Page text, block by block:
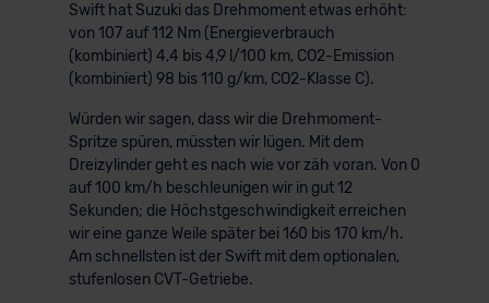
Swift hat Suzuki das Drehmoment etwas erhöht:
von 107 auf 112 Nm (Energieverbrauch
(kombiniert) 4,4 bis 4,9 l/100 km, CO2-Emission
(kombiniert) 98 bis 110 g/km, CO2-Klasse C).
Würden wir sagen, dass wir die Drehmoment-
Spritze spüren, müssten wir lügen. Mit dem
Dreizylinder geht es nach wie vor zäh voran. Von 0
auf 100 km/h beschleunigen wir in gut 12
Sekunden; die Höchstgeschwindigkeit erreichen
wir eine ganze Weile später bei 160 bis 170 km/h.
Am schnellsten ist der Swift mit dem optionalen,
stufenlosen CVT-Getriebe.